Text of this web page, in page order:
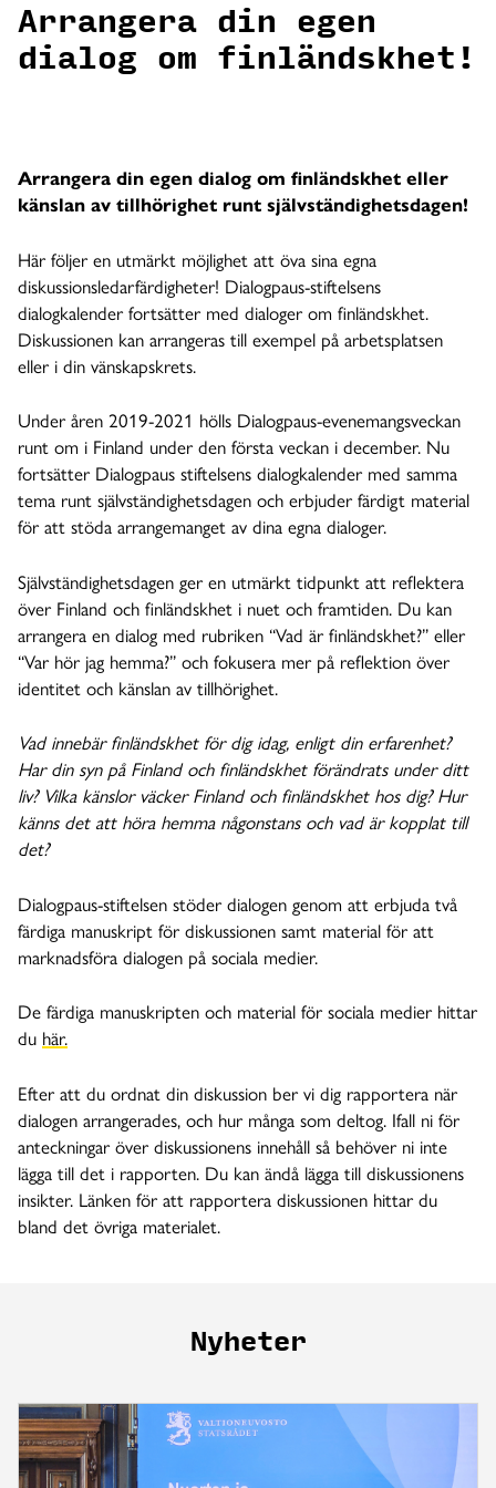
Arrangera din egen
dialog om finländskhet!
Arrangera din egen dialog om finländskhet eller
känslan av tillhörighet runt självständighetsdagen!
Här följer en utmärkt möjlighet att öva sina egna
diskussionsledarfärdigheter! Dialogpaus-stiftelsens
dialogkalender fortsätter med dialoger om finländskhet.
Diskussionen kan arrangeras till exempel på arbetsplatsen
eller i din vänskapskrets.
Under åren 2019-2021 hölls Dialogpaus-evenemangsveckan
runt om i Finland under den första veckan i december. Nu
fortsätter Dialogpaus stiftelsens dialogkalender med samma
tema runt självständighetsdagen och erbjuder färdigt material
för att stöda arrangemanget av dina egna dialoger.
Självständighetsdagen ger en utmärkt tidpunkt att reflektera
över Finland och finländskhet i nuet och framtiden. Du kan
arrangera en dialog med rubriken “Vad är finländskhet?” eller
“Var hör jag hemma?” och fokusera mer på reflektion över
identitet och känslan av tillhörighet.
Vad innebär finländskhet för dig idag, enligt din erfarenhet?
Har din syn på Finland och finländskhet förändrats under ditt
liv? Vilka känslor väcker Finland och finländskhet hos dig? Hur
känns det att höra hemma någonstans och vad är kopplat till
det?
Dialogpaus-stiftelsen stöder dialogen genom att erbjuda två
färdiga manuskript för diskussionen samt material för att
marknadsföra dialogen på sociala medier.
De färdiga manuskripten och material för sociala medier hittar
du här.
Efter att du ordnat din diskussion ber vi dig rapportera när
dialogen arrangerades, och hur många som deltog. Ifall ni för
anteckningar över diskussionens innehåll så behöver ni inte
lägga till det i rapporten. Du kan ändå lägga till diskussionens
insikter. Länken för att rapportera diskussionen hittar du
bland det övriga materialet.
Nyheter